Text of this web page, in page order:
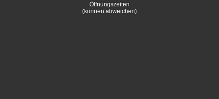
Öffnungszeiten
(können abweichen)